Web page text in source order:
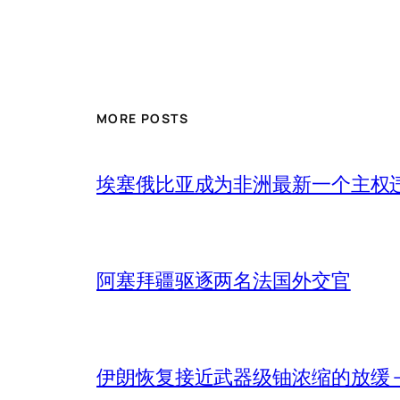
MORE POSTS
埃塞俄比亚成为非洲最新一个主权
阿塞拜疆驱逐两名法国外交官
伊朗恢复接近武器级铀浓缩的放缓